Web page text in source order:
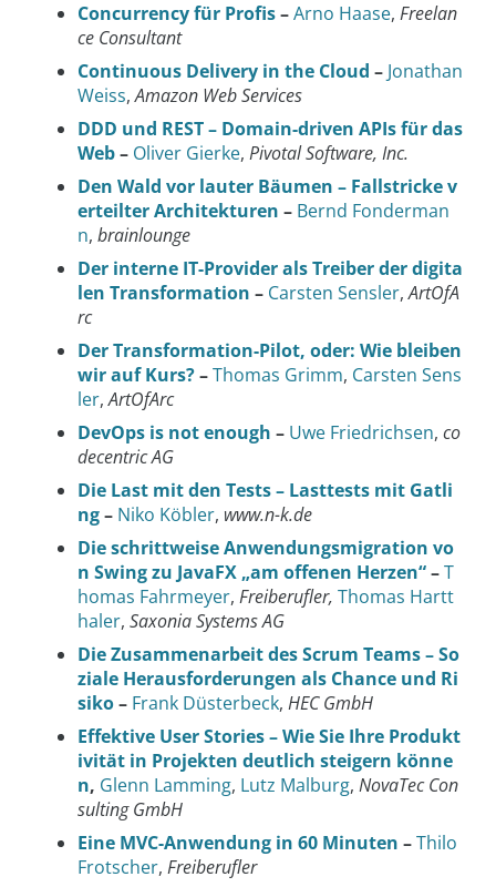
Concurrency für Profis–Arno Haase, Freelan
ce Consultant
Continuous Delivery in the Cloud – Jonathan
Weiss,Amazon Web Services
DDD und REST – Domain-driven APIs für das
Web– Oliver Gierke, Pivotal Software, Inc.
Den Wald vor lauter Bäumen – Fallstricke v
erteilter Architekturen – Bernd Fonderman
n, brainlounge
Der interne IT-Provider als Treiber der digita
len Transformation – Carsten Sensler,ArtOfA
rc
Der Transformation-Pilot, oder: Wie bleiben
wir auf Kurs?–Thomas Grimm, Carsten Sens
ler,ArtOfArc
DevOps is not enough – Uwe Friedrichsen, co
decentric AG
Die Last mit den Tests – Lasttests mit Gatli
ng– Niko Köbler, www.n-k.de
Die schrittweise Anwendungsmigration vo
n Swing zu JavaFX „am offenen Herzen“–T
homas Fahrmeyer, Freiberufler, Thomas Hartt
haler, Saxonia Systems AG
Die Zusammenarbeit des Scrum Teams – So
ziale Herausforderungen als Chance und Ri
siko– Frank Düsterbeck, HEC GmbH
Effektive User Stories – Wie Sie Ihre Produkt
ivität in Projekten deutlich steigern könne
n, Glenn Lamming, Lutz Malburg, NovaTec Con
sulting GmbH
Eine MVC-Anwendung in 60 Minuten –Thilo
Frotscher, Freiberufler